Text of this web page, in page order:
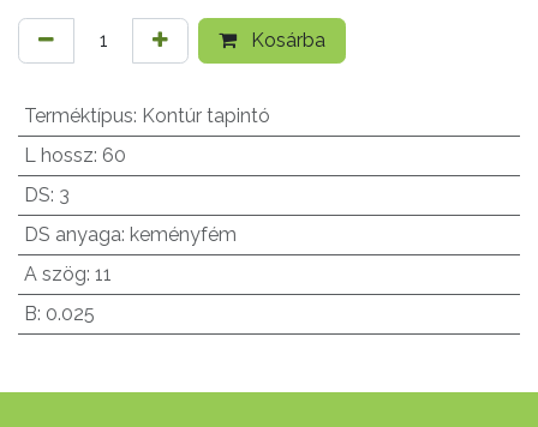
Kosárba
Terméktípus: Kontúr tapintó
L hossz: 60
DS: 3
DS anyaga: keményfém
A szög: 11
B: 0.025